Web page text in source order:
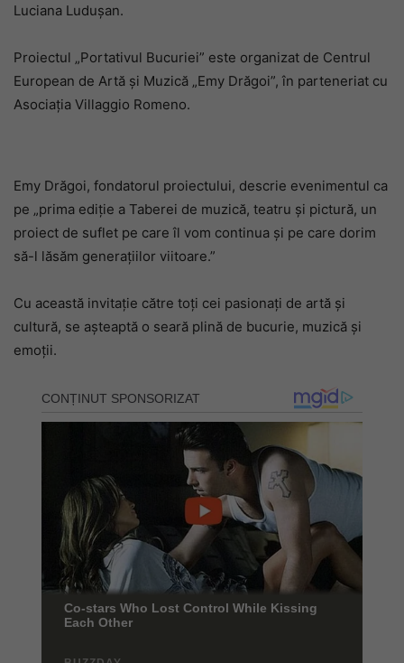
Luciana Ludușan.
Proiectul „Portativul Bucuriei” este organizat de Centrul
European de Artă și Muzică „Emy Drăgoi”, în parteneriat cu
Asociația Villaggio Romeno.
Emy Drăgoi, fondatorul proiectului, descrie evenimentul ca
pe „prima ediție a Taberei de muzică, teatru și pictură, un
proiect de suflet pe care îl vom continua și pe care dorim
să-l lăsăm generațiilor viitoare.”
Cu această invitație către toți cei pasionați de artă și
cultură, se așteaptă o seară plină de bucurie, muzică și
emoții.